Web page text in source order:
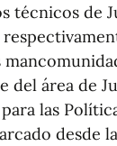
técnicos de
del área de
las
desde